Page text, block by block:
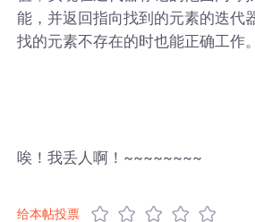
能，并返回指向找到的元素的迭代
找的元素不存在的时也能正确工作
唉！我丢人啊！~~~~~~~~
给本帖投票